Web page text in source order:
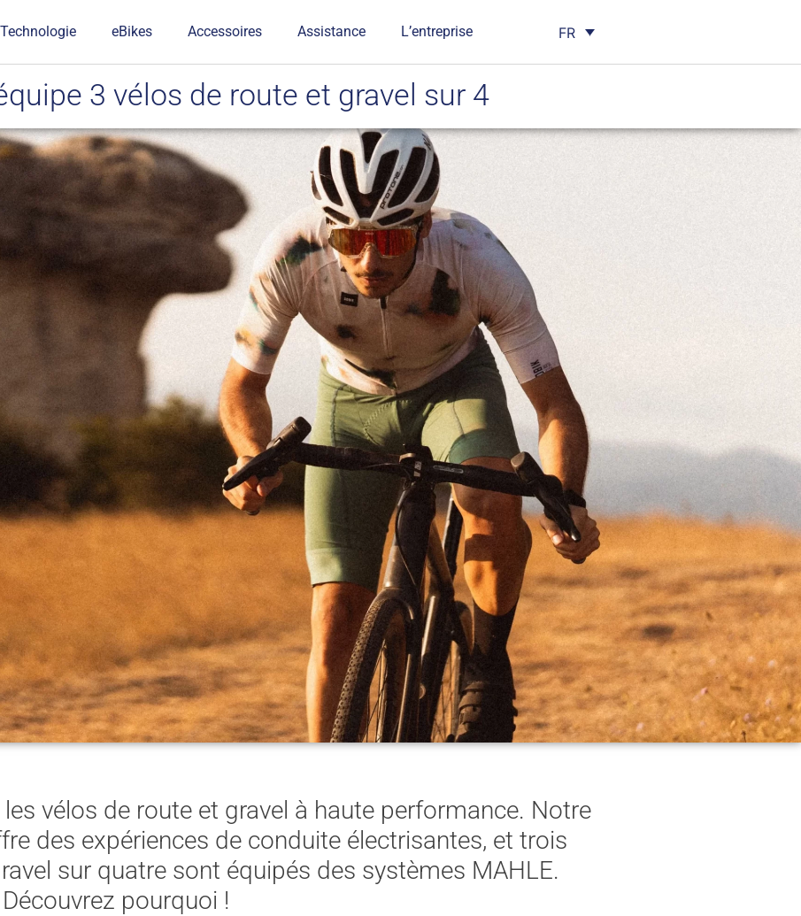
Technologie eBikes Accessoires Assistance L’entreprise FR
3 vélos de route et gravel sur 4
vélos de route et gravel à haute performance. Notre
des expériences de conduite électrisantes, et trois
sur quatre sont équipés des systèmes MAHLE.
Découvrez pourquoi !